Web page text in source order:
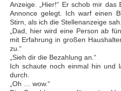
Anzeige. „Hier!“ Er schob mir
Annonce gelegt. Ich warf einen
Stirn, als ich die Stellenanzeige sah.
„Dad, hier wird eine Person ab
mit Erfahrung in großen
zu.“
„Sieh dir die Bezahlung an.“
Ich schaute noch einmal hin und
durch.
„Oh … wow.“